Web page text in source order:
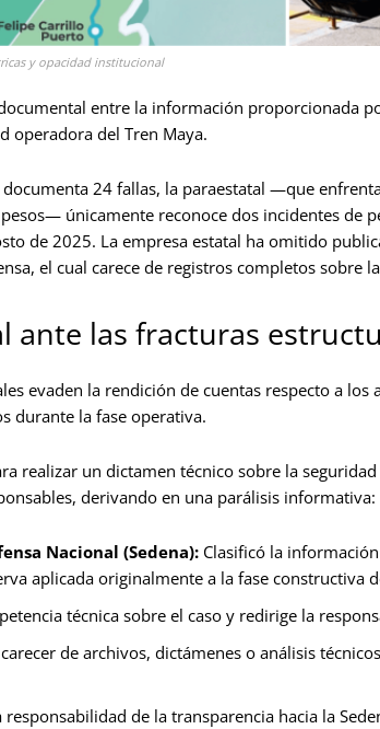
y opacidad institucional
entre la información proporcionada
operadora del Tren Maya.
documenta 24 fallas, la paraestatal —que
únicamente reconoce dos incidentes de
de 2025. La empresa estatal ha omitido
el cual carece de registros completos sobre
ante las fracturas
evaden la rendición de cuentas respecto a
durante la fase operativa.
realizar un dictamen técnico sobre la
derivando en una parálisis informativa:
Nacional (Sedena): Clasificó la
aplicada originalmente a la fase constructiva
técnica sobre el caso y redirige la
de archivos, dictámenes o análisis
responsabilidad de la transparencia hacia la